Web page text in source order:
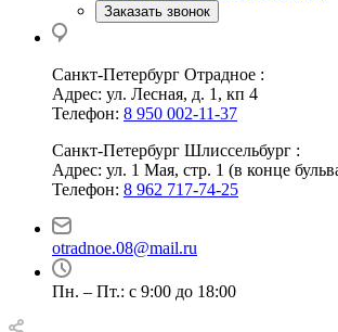
Заказать звонок
Санкт-Петербург Отрадное :
Адрес: ул. Лесная, д. 1, кп 4
Телефон: 8 950 002-11-37
Санкт-Петербург Шлиссельбург :
Адрес: ул. 1 Мая, стр. 1 (в конце
Телефон: 8 962 717-74-25
otradnoe.08@mail.ru
Пн. – Пт.: с 9:00 до 18:00